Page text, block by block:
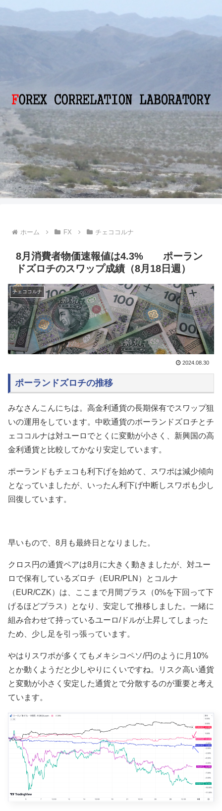
ホーム FX チェココルナ
8月消費者物価速報値は4.3% ポーラン
ドズロチのスワップ成績（8月18日週）
チェココルナ
2024.08.30
ポーランドズロチの推移
みなさんこんにちは。高金利通貨の長期保有でスワップ狙
いの運用をしています。中欧通貨のポーランドズロチとチ
ェココルナは対ユーロでとくに変動が小さく、新興国の高
金利通貨と比較してかなり安定しています。
ポーランドもチェコも利下げを始めて、スワポは減少傾向
となっていましたが、いったん利下げ中断しスワポも少し
回復しています。
早いもので、8月も最終日となりました。
クロス円の通貨ペアは8月に大きく動きましたが、対ユー
ロで保有しているズロチ（EUR/PLN）とコルナ
（EUR/CZK）は、ここまで月間プラス（0%を下回って下
げるほどプラス）となり、安定して推移しました。一緒に
組み合わせて持っているユーロ/ドルが上昇してしまった
ため、少し足を引っ張っています。
やはりスワポが多くてもメキシコペソ/円のように月10%
とか動くようだと少しやりにくいですね。リスク高い通貨
と変動が小さく安定した通貨とで分散するのが重要と考え
ています。